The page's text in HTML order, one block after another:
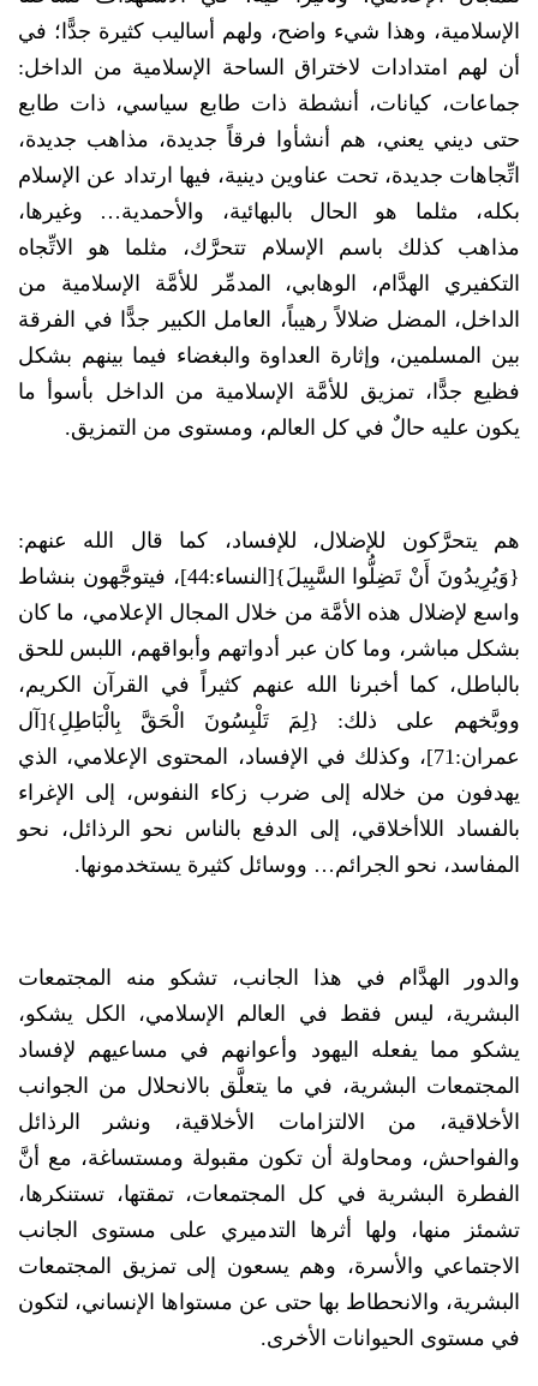
الإسلامية، وهذا شيء واضح، ولهم أساليب كثيرة جدًّا؛ في
أن لهم امتدادات لاختراق الساحة الإسلامية من الداخل:
جماعات، كيانات، أنشطة ذات طابع سياسي، ذات طابع
حتى ديني يعني، هم أنشأوا فرقاً جديدة، مذاهب جديدة،
اتِّجاهات جديدة، تحت عناوين دينية، فيها ارتداد عن الإسلام
بكله، مثلما هو الحال بالبهائية، والأحمدية… وغيرها،
مذاهب كذلك باسم الإسلام تتحرَّك، مثلما هو الاتِّجاه
التكفيري الهدَّام، الوهابي، المدمِّر للأمَّة الإسلامية من
الداخل، المضل ضلالاً رهيباً، العامل الكبير جدًّا في الفرقة
بين المسلمين، وإثارة العداوة والبغضاء فيما بينهم بشكل
فظيع جدًّا، تمزيق للأمَّة الإسلامية من الداخل بأسوأ ما
يكون عليه حالٌ في كل العالم، ومستوى من التمزيق.
هم يتحرَّكون للإضلال، للإفساد، كما قال الله عنهم:
{وَيُرِيدُونَ أَنْ تَضِلُّوا السَّبِيلَ}[النساء:44]، فيتوجَّهون بنشاط
واسع لإضلال هذه الأمَّة من خلال المجال الإعلامي، ما كان
بشكل مباشر، وما كان عبر أدواتهم وأبواقهم، اللبس للحق
بالباطل، كما أخبرنا الله عنهم كثيراً في القرآن الكريم،
ووبَّخهم على ذلك: {لِمَ تَلْبِسُونَ الْحَقَّ بِالْبَاطِلِ}[آل
عمران:71]، وكذلك في الإفساد، المحتوى الإعلامي، الذي
يهدفون من خلاله إلى ضرب زكاء النفوس، إلى الإغراء
بالفساد اللاأخلاقي، إلى الدفع بالناس نحو الرذائل، نحو
المفاسد، نحو الجرائم… ووسائل كثيرة يستخدمونها.
والدور الهدَّام في هذا الجانب، تشكو منه المجتمعات
البشرية، ليس فقط في العالم الإسلامي، الكل يشكو،
يشكو مما يفعله اليهود وأعوانهم في مساعيهم لإفساد
المجتمعات البشرية، في ما يتعلَّق بالانحلال من الجوانب
الأخلاقية، من الالتزامات الأخلاقية، ونشر الرذائل
والفواحش، ومحاولة أن تكون مقبولة ومستساغة، مع أنَّ
الفطرة البشرية في كل المجتمعات، تمقتها، تستنكرها،
تشمئز منها، ولها أثرها التدميري على مستوى الجانب
الاجتماعي والأسرة، وهم يسعون إلى تمزيق المجتمعات
البشرية، والانحطاط بها حتى عن مستواها الإنساني، لتكون
في مستوى الحيوانات الأخرى.